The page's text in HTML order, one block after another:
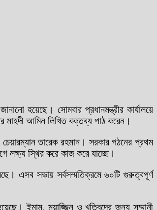
হয়েছে। সোমবার প্রধানমন্ত্রীর কার্যালয়ে
মাহদী আমিন লিখিত বক্তব্য পাঠ করেন।
তারেক রহমান। সরকার গঠনের প্রথম
লক্ষ্য স্থির করে কাজ করে যাচ্ছে।
এসব সভায় সর্বসম্মতিক্রমে ৬০টি গুরুত্বপূর্ণ
ইমাম, মুয়াজ্জিন ও খতিবদের জন্য সম্মানী